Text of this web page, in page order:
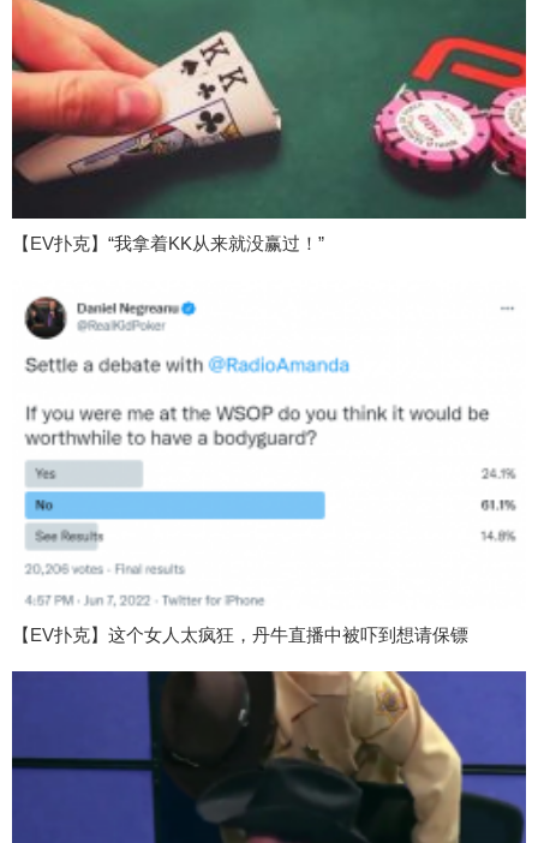
【EV扑克】“我拿着KK从来就没赢过！”
【EV扑克】这个女人太疯狂，丹牛直播中被吓到想请保镖